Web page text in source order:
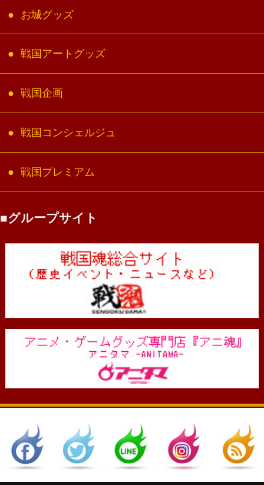
お城グッズ
戦国アートグッズ
戦国企画
戦国コンシェルジュ
戦国プレミアム
グループサイト